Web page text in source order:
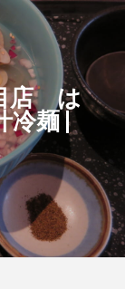
店 は
冷麺 |